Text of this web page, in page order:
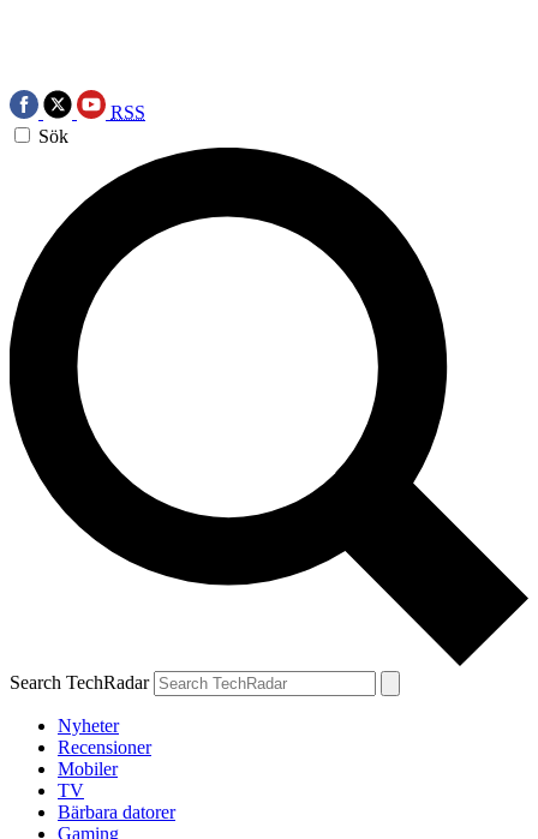
RSS
Sök
Search TechRadar
Nyheter
Recensioner
Mobiler
TV
Bärbara datorer
Gaming